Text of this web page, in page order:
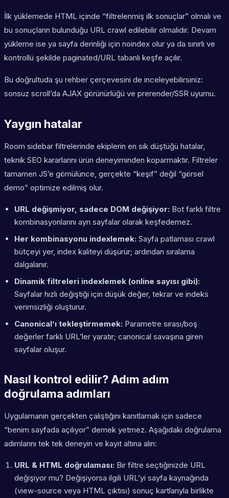
İlk yüklemede HTML içinde “filtrelenmiş ilk sonuçlar” olmalı ve
bu sonuçların bulunduğu URL crawl edilebilir olmalıdır. Devam
yükleme ise ya sayfa derinliği için noindex olur ya da sınırlı ve
kontrollü şekilde paginated/URL tabanlı keşfe açılır.
Bu doğrultuda şu rehber çerçevesini de inceleyebilirsiniz:
sonsuz scroll’da AJAX görünürlüğü ve prerender/SSR uyumu.
Yaygın hatalar
Room sidebar filtrelerinde ekiplerin en sık düştüğü hatalar,
teknik SEO kararlarını ürün deneyiminden koparmaktır. Filtreler
tamamen JS’e gömülünce, gerçekte “keşif” değil “görsel
demo” optimize edilmiş olur.
URL değişmiyor, sadece DOM değişiyor: Bot farklı filtre
kombinasyonlarını ayrı sayfalar olarak keşfedemez.
Her kombinasyonu indexlemek: Sayfa patlaması crawl
bütçeyi yer, index kaliteyi düşürür; ardından sıralama
dalgalanır.
Dinamik filtreleri indexlemek (online sayısı gibi):
Sayfalar hızlı değiştiği için düşük değer, tekrar ve indeks
verimsizliği oluşturur.
Canonical’ı tekleştirmemek: Parametre sırası/boş
değerler farklı URL’ler yaratır; canonical savaşına giren
sayfalar oluşur.
Nasıl kontrol edilir? Adım adım
doğrulama adımları
Uygulamanın gerçekten çalıştığını kanıtlamak için sadece
“benim sayfada açılıyor” demek yetmez. Aşağıdaki doğrulama
adımlarını tek tek deneyin ve kayıt altına alın:
URL & HTML doğrulaması: Bir filtre seçtiğinizde URL
değişiyor mu? Değişiyorsa ilgili URL’yi sayfa kaynağında
(view-source veya HTML çıktısı) sonuç kartlarıyla birlikte